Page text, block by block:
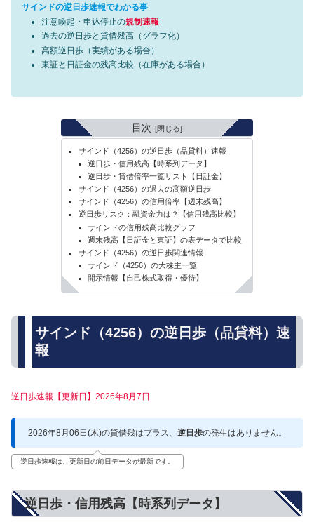
サインドの逆日歩速報でわかる事
注意喚起・申込停止の規制速報
過去の逆日歩と貸借残高（グラフ化）
高額逆日歩（実績がある場合）
東証と日証金の残高比較（在庫がある場合）
目次
サインド（4256）の逆日歩（品貸料）速報
逆日歩・信用残高【時系列データ】
逆日歩・貸借倍率一覧リスト【日証金】
サインド（4256）の過去の高額逆日歩
サインド（4256）の信用倍率【週末残高】
逆日歩リスク：融資余力は？【信用残高比較】
サインドの信用残高比較グラフ
週末残高【日証金と東証】の表データで比較
サインド（4256）の逆日歩関連情報
サインド（4256）の大株主一覧
開示情報【自己株式取得・優待】
サインド（4256）の逆日歩（品貸料）速
報
逆日歩速報【更新日】2026年8月7日
2026年8月06日(木)の貸借残はプラス、 逆日歩の発生はありません。
逆日歩速報は、更新日の前日データが最新です。
逆日歩・信用残高【時系列データ】